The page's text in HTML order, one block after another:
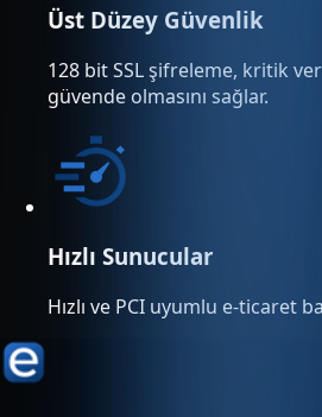
Üst Düzey Güvenlik
128 bit SSL şifreleme, kritik
güvende olmasını sağlar.
Hızlı Sunucular
Hızlı ve PCI uyumlu e-ticaret